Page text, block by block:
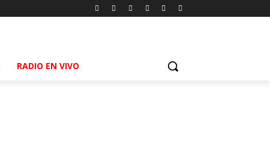
RADIO EN VIVO